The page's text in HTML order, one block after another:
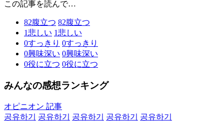
この記事を読んで…
82腹立つ 82腹立つ
1悲しい 1悲しい
0すっきり 0すっきり
0興味深い 0興味深い
0役に立つ 0役に立つ
みんなの感想ランキング
オピニオン 記事
공유하기
공유하기 공유하기 공유하기
공유하기